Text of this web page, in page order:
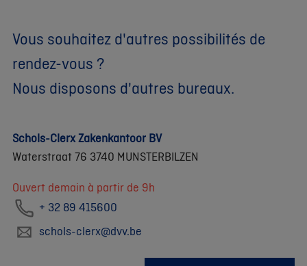
Vous souhaitez d'autres possibilités de
rendez-vous ?
Nous disposons d'autres bureaux.
Schols-Clerx Zakenkantoor BV
Waterstraat 76 3740 MUNSTERBILZEN
Ouvert demain à partir de 9h
+ 32 89 415600
schols-clerx@dvv.be